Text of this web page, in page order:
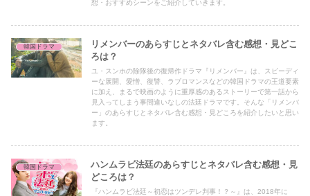
想・おすすめシーンをご紹介していきます。
韓国ドラマ
リメンバーのあらすじとネタバレ含む感想・見どこ
ろは？
ユ・スンホの除隊後の復帰作ドラマ『リメンバー』は、スピーディ
ーな展開、愛憎、復讐、ラブロマンスなどの韓国ドラマの王道要素
に加え、まるで映画のように重厚感のあるストーリーで第一話から
見入ってしまう事間違いなしの法廷ドラマです。そんな「リメンバ
ー」のあらすじとネタバレ含む感想・見どころを紹介したいと思い
ます。
韓国ドラマ
ハンムラビ法廷のあらすじとネタバレ含む感想・見
どころは？
『ハンムラビ法廷～初恋はツンデレ判事！？～』は、2018年に